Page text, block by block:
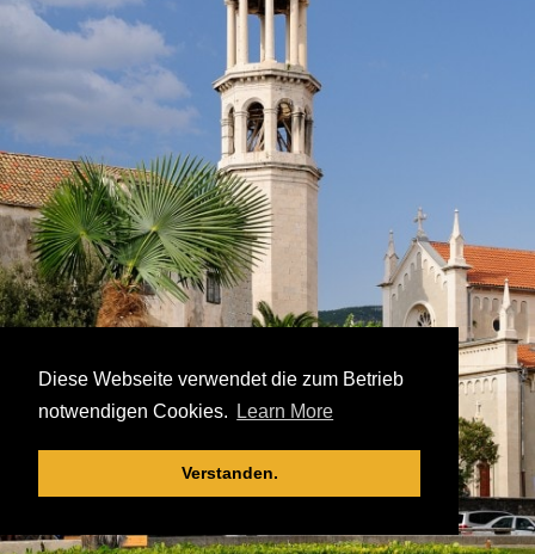
Diese Webseite verwendet die zum Betrieb
notwendigen Cookies.
Learn More
Verstanden.